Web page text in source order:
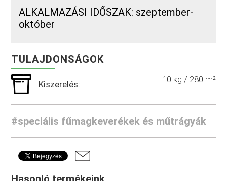
ALKALMAZÁSI IDŐSZAK: szeptember-
október
TULAJDONSÁGOK
Kiszerelés: 10 kg / 280 m²
#speciális fűmagkeverékek és műtrágyák